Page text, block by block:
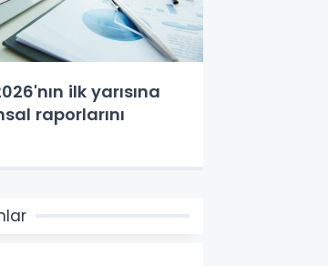
ilk yarısına
raporlarını